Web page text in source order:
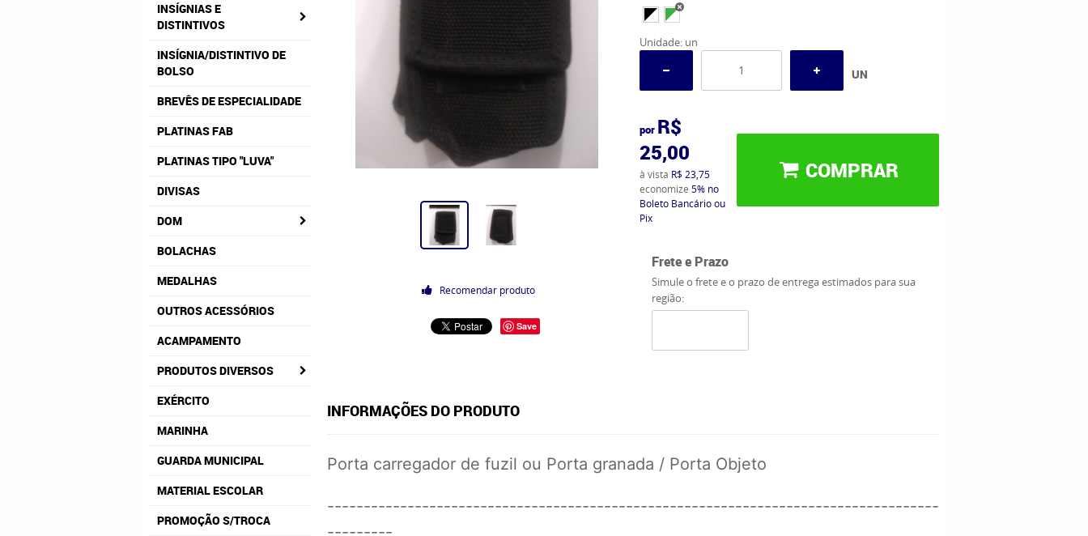
INSÍGNIAS E
DISTINTIVOS
INSÍGNIA/DISTINTIVO DE
BOLSO
BREVÊS DE ESPECIALIDADE
PLATINAS FAB
PLATINAS TIPO "LUVA"
DIVISAS
DOM
BOLACHAS
MEDALHAS
OUTROS ACESSÓRIOS
ACAMPAMENTO
PRODUTOS DIVERSOS
EXÉRCITO
MARINHA
GUARDA MUNICIPAL
MATERIAL ESCOLAR
PROMOÇÃO S/TROCA
Recomendar produto
Save
Unidade: un
UN
por R$
25,00
à vista R$ 23,75
economize 5% no
Boleto Bancário ou
Pix
COMPRAR
Frete e Prazo
Simule o frete e o prazo de entrega estimados para sua
região:
INFORMAÇÕES DO PRODUTO
Porta carregador de fuzil ou Porta granada / Porta Objeto
------------------------------------------------------------------------------------
---------